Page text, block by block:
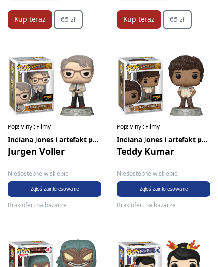
Kup teraz 65 zł Kup teraz 65 zł
Pop! Vinyl: Filmy
Indiana Jones i artefakt przeznaczenia
Jurgen Voller
Niedostępne w sklepie
Zgłoś zainteresowanie
Brak ofert na bazarze
Pop! Vinyl: Filmy
Indiana Jones i artefakt przeznaczenia
Teddy Kumar
Niedostępne w sklepie
Zgłoś zainteresowanie
Brak ofert na bazarze